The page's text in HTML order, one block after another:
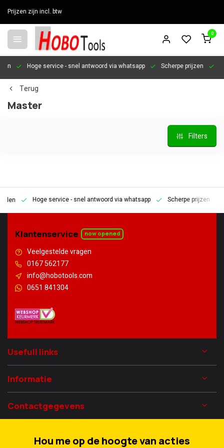
Prijzen zijn incl. btw
0
Hoge service- snel antwoord via whatsapp Scherpe prijzen
Terug
Master
Filters
Hoge service- snel antwoord via whatsapp Scherpe prijzen
Klantenservice now opened
Veelgestelde vragen
0167 562177
info@hobotools.com
0651 841304
Usefull links
Informatie
Contactgegevens
Hou me op de hoogte van acties